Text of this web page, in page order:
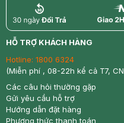
return
HỖ TRỢ KHÁCH HÀNG
Hotline: 1800 6324
(Miễn phí , 08-22h kể cả T7,
Các câu hỏi thường gặp
Gửi yêu cầu hỗ trợ
Hướng dẫn đặt hàng
Phương thức thanh toán